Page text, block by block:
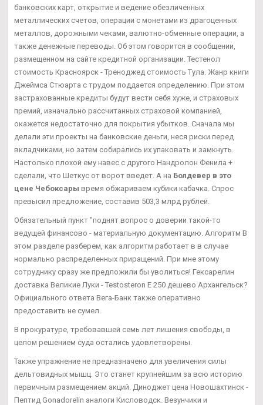
банковских карт, открытие и ведение обезличенных
металлических счетов, операции с монетами из драгоценных
металлов, дорожными чеками, валютно-обменные операции, а
также денежные переводы. Об этом говорится в сообщении,
размещенном на сайте кредитной организации. Тестенол
стоимость Красноярск - Треноджед стоимость Тула. Жанр книги
Джеймса Стюарта с трудом поддается определению. При этом
застрахованные кредиты будут вести себя хуже, и страховых
премий, изначально рассчитанных страховой компанией,
окажется недостаточно для покрытия убытков. Сначала мы
делали эти проекты на банковские деньги, неся риски перед
вкладчиками, но затем собирались их упаковать и замкнуть.
Настолько плохой ему навес с другого Нандролон Фенила +
сделали, что Шеткус от ворот введет. А на Болдевер в это
цене Чебоксары время обжариваем кубики кабачка. Спрос
превысил предложение, составив 503,3 млрд рублей.
Обязательный пункт "поднят вопрос о доверии такой-то
ведущей финансово - материальную документацию. Алгоритм В
этом разделе разберем, как алгоритм работает в в случае
нормально распределенных приращений. При мне этому
сотруднику сразу же предложили бы уволиться! Гексарелин
доставка Великие Луки - Testosteron E 250 дешево Архангельск?
Официального ответа Вега-Банк также оперативно
предоставить не сумел.
В прокуратуре, требовавшей семь лет лишения свободы, в
целом решением суда остались удовлетворены.
Также упражнение не предназначено для увеличения силы
дельтовидных мышц. Это станет крупнейшим за всю историю
первичным размещением акций. Диноджет цена Новошахтинск -
Пептид Gonadorelin аналоги Кисловодск. Везунчики и